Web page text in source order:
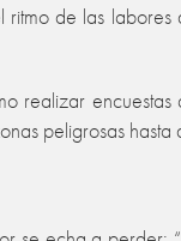
de las
realizar
peligrosas